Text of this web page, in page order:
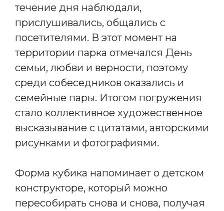
течение дня наблюдали,
прислушивались, общались с
посетителями. В этот момент на
территории парка отмечался День
семьи, любви и верности, поэтому
среди собеседников оказались и
семейные пары. Итогом погружения
стало коллективное художественное
высказывание с цитатами, авторскими
рисунками и фотографиями.
Форма кубика напоминает о детском
конструкторе, который можно
пересобирать снова и снова, получая